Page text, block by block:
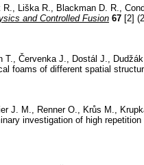
Liška R., Blackman D. R.,
and Controlled Fusion 67 [2]
T., Červenka J., Dostál J.,
foams of different spatial
J. M., Renner O., Krůs M.,
investigation of high